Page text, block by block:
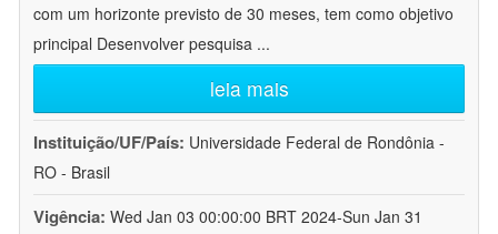
com um horizonte previsto de 30 meses, tem como objetivo
principal Desenvolver pesquisa ...
leia mais
Instituição/UF/País: Universidade Federal de Rondônia -
RO - Brasil
Vigência: Wed Jan 03 00:00:00 BRT 2024-Sun Jan 31